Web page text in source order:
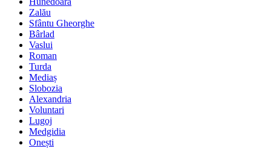
Zalău
Sfântu Gheorghe
Bârlad
Vaslui
Roman
Turda
Mediaș
Slobozia
Alexandria
Voluntari
Lugoj
Medgidia
Onești